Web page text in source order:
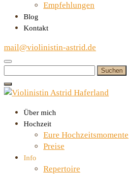
Empfehlungen
Blog
Kontakt
mail@violinistin-astrid.de
nach:
Über mich
Hochzeit
Eure Hochzeitsmomente
Preise
Info
Repertoire